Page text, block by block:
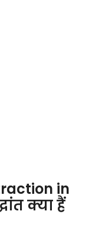
in
क्या हैं